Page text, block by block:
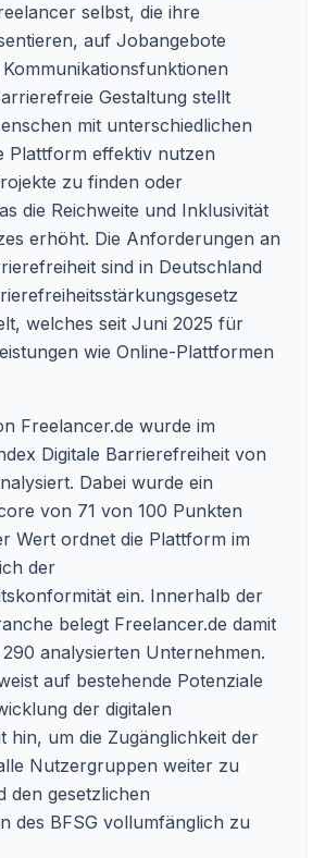
selbst, die ihre
auf Jobangebote
Gestaltung stellt
mit unterschiedlichen
Plattform effektiv nutzen
zu finden oder
die Reichweite und Inklusivität
erhöht. Die Anforderungen an
sind in Deutschland
welches seit Juni 2025 für
wie Online-Plattformen
Freelancer.de wurde im
Digitale Barrierefreiheit von
Dabei wurde ein
von 71 von 100 Punkten
Wert ordnet die Plattform im
der
ein. Innerhalb der
belegt Freelancer.de damit
analysierten Unternehmen.
auf bestehende Potenziale
der digitalen
hin, um die Zugänglichkeit der
Nutzergruppen weiter zu
den gesetzlichen
des BFSG vollumfänglich zu